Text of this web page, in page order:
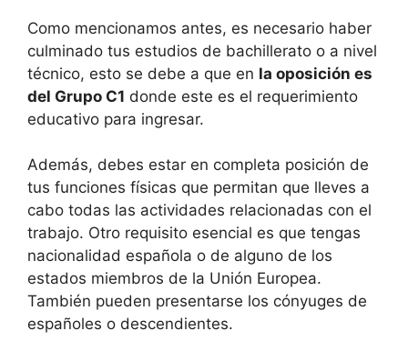
Como mencionamos antes, es necesario haber
culminado tus estudios de bachillerato o a nivel
técnico, esto se debe a que en la oposición es
del Grupo C1 donde este es el requerimiento
educativo para ingresar.
Además, debes estar en completa posición de
tus funciones físicas que permitan que lleves a
cabo todas las actividades relacionadas con el
trabajo. Otro requisito esencial es que tengas
nacionalidad española o de alguno de los
estados miembros de la Unión Europea.
También pueden presentarse los cónyuges de
españoles o descendientes.